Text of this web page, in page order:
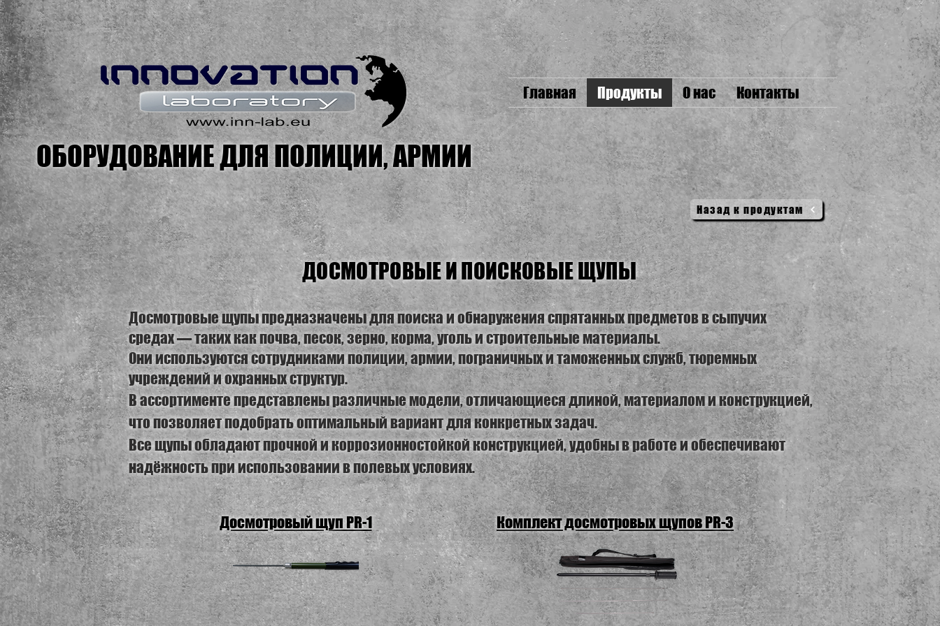
Главная Продукты О нас Контакты
ОБОРУДОВАНИЕ ДЛЯ ПОЛИЦИИ, АРМИИ
Назад к продуктам
ДОСМОТРОВЫЕ И ПОИСКОВЫЕ ЩУПЫ
Досмотровые щупы предназначены для поиска и обнаружения спрятанных предметов в сыпучих
средах — таких как почва, песок, зерно, корма, уголь и строительные материалы.
Они используются сотрудниками полиции, армии, пограничных и таможенных служб, тюремных
учреждений и охранных структур.
В ассортименте представлены различные модели, отличающиеся длиной, материалом и конструкцией,
что позволяет подобрать оптимальный вариант для конкретных задач.
Все щупы обладают прочной и коррозионностойкой конструкцией, удобны в работе и обеспечивают
надёжность при использовании в полевых условиях.
Досмотровый щуп PR-1 Комплект досмотровых щупов PR-3